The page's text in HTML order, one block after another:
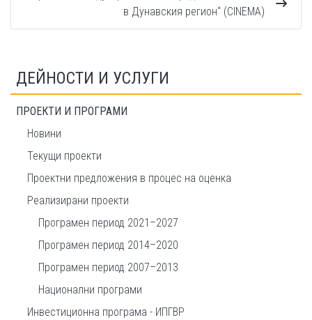
в Дунавския регион“ (CINEMA)
ДЕЙНОСТИ И УСЛУГИ
ПРОЕКТИ И ПРОГРАМИ
Новини
Текущи проекти
Проектни предложения в процес на оценка
Реализирани проекти
Програмен период 2021–2027
Програмен период 2014–2020
Програмен период 2007–2013
Национални програми
Инвестиционна програма - ИПГВР